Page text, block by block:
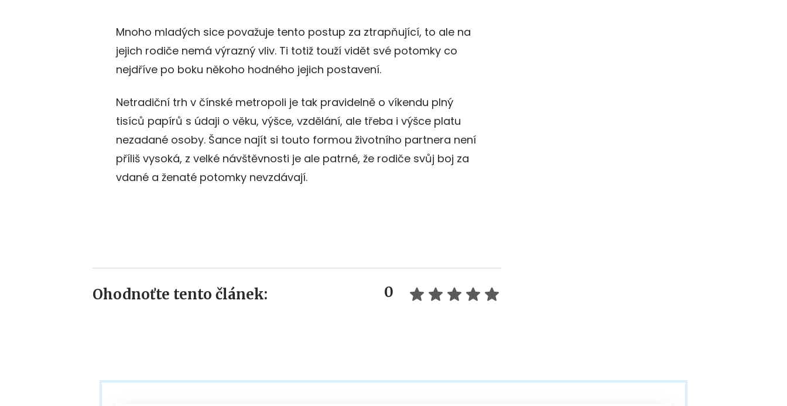
Mnoho mladých sice považuje tento postup za ztrapňující, to ale na
jejich rodiče nemá výrazný vliv. Ti totiž touží vidět své potomky co
nejdříve po boku někoho hodného jejich postavení.
Netradiční trh v čínské metropoli je tak pravidelně o víkendu plný
tisíců papírů s údaji o věku, výšce, vzdělání, ale třeba i výšce platu
nezadané osoby. Šance najít si touto formou životního partnera není
příliš vysoká, z velké návštěvnosti je ale patrné, že rodiče svůj boj za
vdané a ženaté potomky nevzdávají.
Ohodnoťte tento článek: 0